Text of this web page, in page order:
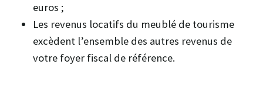
euros ;
Les revenus locatifs du meublé de tourisme
excèdent l’ensemble des autres revenus de
votre foyer fiscal de référence.